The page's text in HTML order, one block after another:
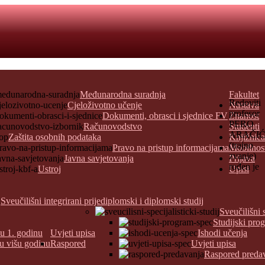
Fakultet
Međunarodna suradnja
Cjeloživotno učenje
Dokumenti, obrasci i sjednice FV
Računovodstvo
Zaštita osobnih podataka
Pravo na pristup informacijama
Javna savjetovanja
Ustroj
Nastava
Sveučilišni integrirani prijediplomski i diplomski studij
Uvjeti upisa
1. godinu
višu godinuRaspored
Sveučilišni
Studijski
Ishodi učenja
Uvjeti upisa
Raspored
Znanost
Studenti
Knjižnica
Prijava
Upisi
Redoviti
profesor
PERO
ARAČIĆ
(trajno
zvanje)
rođen je